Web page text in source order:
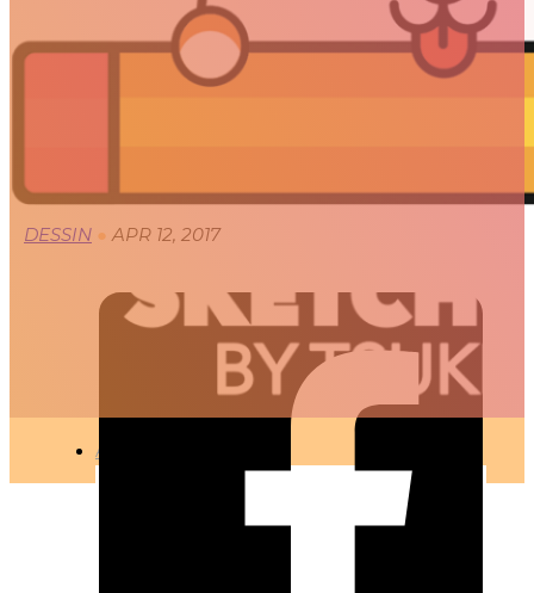
ARTICLES
SKETCH OF A DAY
DESSIN ● APR 12, 2017